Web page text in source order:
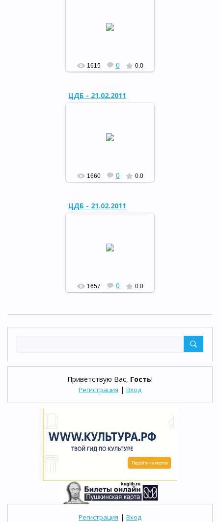
Приветствую Вас, Гость!
Регистрация | Вход
Регистрация | Вход
ЦДБ «Солдат умом и силой
богат»
1615 0 0.0
ЦДБ - 21.02.2011
ЦДБ «Солдат умом и силой
богат»
1660 0 0.0
ЦДБ - 21.02.2011
ЦДБ «Солдат умом и силой
богат»
1657 0 0.0